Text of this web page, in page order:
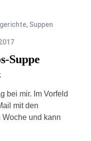
, Suppen
Suppe
bei mir. Im Vorfeld
mit den
und kann